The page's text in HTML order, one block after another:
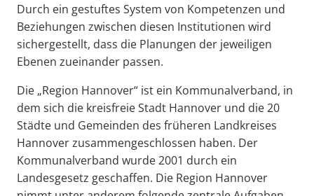
Durch ein gestuftes System von Kompetenzen und
Beziehungen zwischen diesen Institutionen wird
sichergestellt, dass die Planungen der jeweiligen
Ebenen zueinander passen.
Die „Region Hannover“ ist ein Kommunalverband, in
dem sich die kreisfreie Stadt Hannover und die 20
Städte und Gemeinden des früheren Landkreises
Hannover zusammengeschlossen haben. Der
Kommunalverband wurde 2001 durch ein
Landesgesetz geschaffen. Die Region Hannover